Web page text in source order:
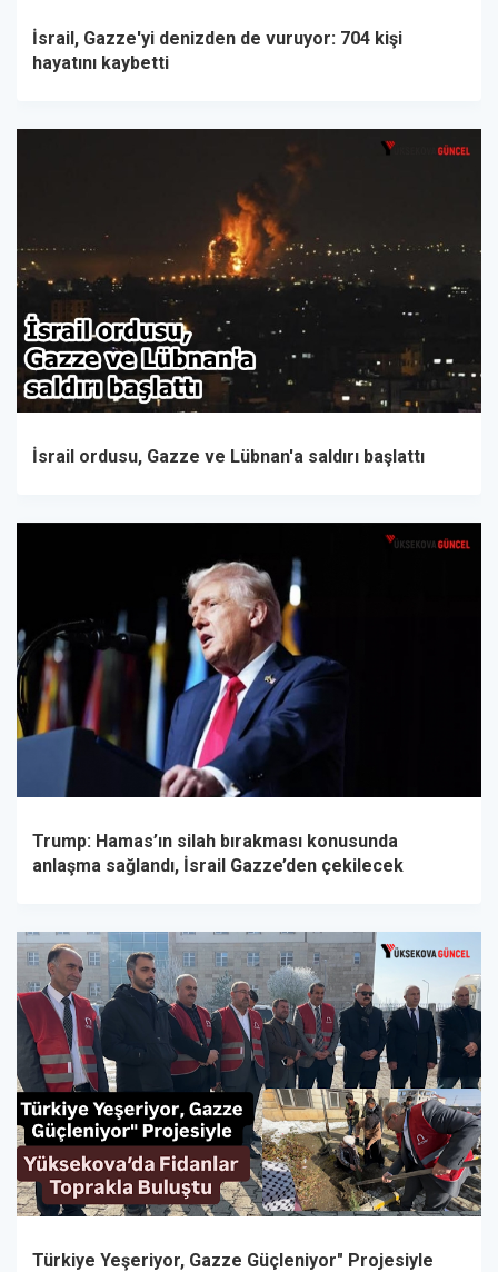
İsrail, Gazze'yi denizden de vuruyor: 704 kişi
hayatını kaybetti
İsrail ordusu, Gazze ve Lübnan'a saldırı başlattı
Trump: Hamas’ın silah bırakması konusunda
anlaşma sağlandı, İsrail Gazze’den çekilecek
Türkiye Yeşeriyor, Gazze Güçleniyor" Projesiyle